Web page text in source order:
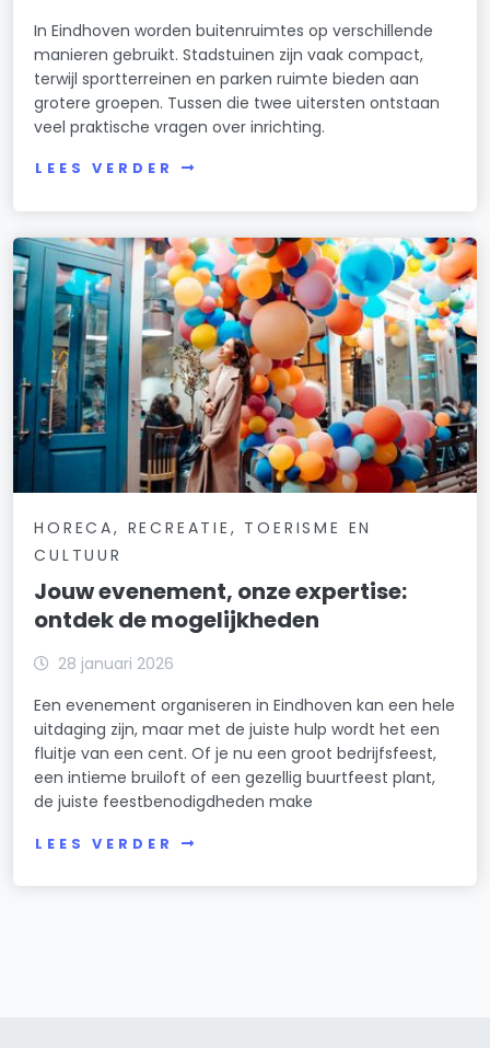
In Eindhoven worden buitenruimtes op verschillende
manieren gebruikt. Stadstuinen zijn vaak compact,
terwijl sportterreinen en parken ruimte bieden aan
grotere groepen. Tussen die twee uitersten ontstaan
veel praktische vragen over inrichting.
LEES VERDER
HORECA, RECREATIE, TOERISME EN
CULTUUR
Jouw evenement, onze expertise:
ontdek de mogelijkheden
28 januari 2026
Een evenement organiseren in Eindhoven kan een hele
uitdaging zijn, maar met de juiste hulp wordt het een
fluitje van een cent. Of je nu een groot bedrijfsfeest,
een intieme bruiloft of een gezellig buurtfeest plant,
de juiste feestbenodigdheden make
LEES VERDER